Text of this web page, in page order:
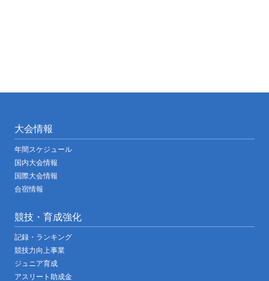
大会情報
年間スケジュール
国内大会情報
国際大会情報
合宿情報
競技・育成強化
記録・ランキング
競技力向上事業
ジュニア育成
アスリート助成金